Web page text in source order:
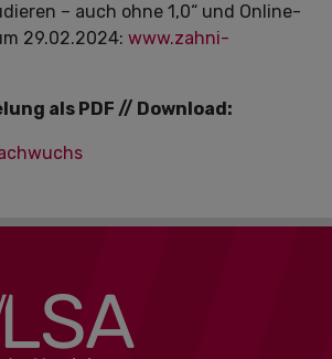
– auch ohne 1,0“ und Online-
29.02.2024: www.zahni-
als PDF // Download: